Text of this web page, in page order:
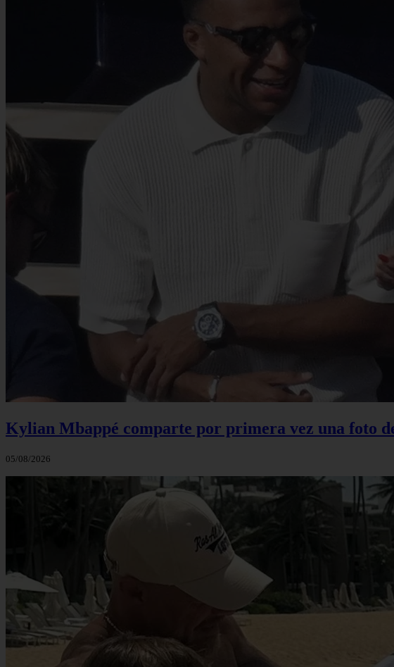
Kylian Mbappé comparte por primera vez una foto
05/08/2026